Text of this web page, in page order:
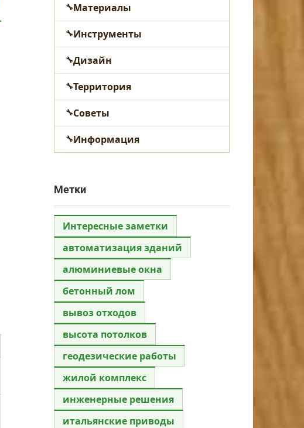
Материалы
Инструменты
Дизайн
Территория
Советы
Информация
Метки
Интересные заметки
автоматизация зданий
алюминиевые окна
бетонный лом
вывоз отходов
высота потолков
геодезические работы
жилой комплекс
инженерные решения
итальянские приводы